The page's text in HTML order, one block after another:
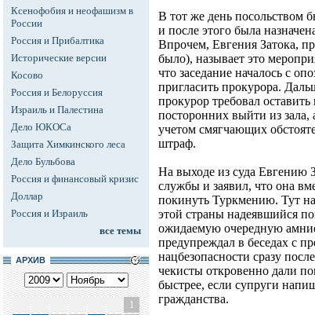
Ксенофобия и неофашизм в
России
Россия и Прибалтика
Исторические версии
Косово
Россия и Белоруссия
Израиль и Палестина
Дело ЮКОСа
Защита Химкинского леса
Дело Бульбова
Россия и финансовый кризис
Доллар
Россия и Израиль
все темы
АРХИВ
1
В тот же день посольством
и после этого была
Впрочем, Евгения Затока,
было), называет это
что заседание началось с
пригласить прокурора.
прокурор требовал
посторонних выйти из зала,
учетом смягчающих
штраф.
На выходе из суда Евгению
службы и заявил, что она
покинуть Туркмению. Тут
этой страны надеявшийся
ожидаемую очередную
предупреждал в беседах с
нацбезопасности сразу
чекисты откровенно дали
быстрее, если супруги
гражданства.